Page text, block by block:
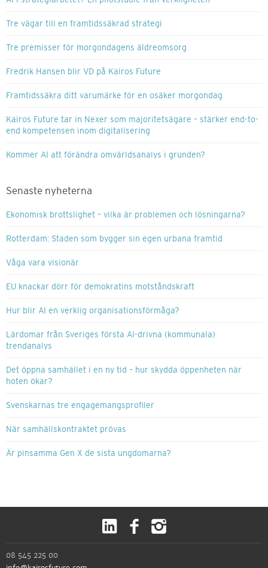
Tre vägar till en framtidssäkrad strategi
Tre premisser för morgondagens äldreomsorg
Fredrik Hansen blir VD på Kairos Future
Framtidssäkra ditt varumärke för en osäker morgondag
Kairos Future tar in Nexer som majoritetsägare – stärker end-to-
end kompetensen inom digitalisering
Kommer AI att förändra omvärldsanalys i grunden?
Senaste nyheterna
Ekonomisk brottslighet – vilka är problemen och lösningarna?
Rotterdam: Staden som bygger sin egen urbana framtid
Våga vara visionär
EU knackar dörr för demokratins motståndskraft
Hur blir AI en verklig organisationsförmåga?
Lärdomar från Sveriges första AI-drivna (kommunala)
trendanalys
Det öppna samhället i en ny tid – hur skydda öppenheten när
hoten ökar?
Svenskarnas tre engagemangsprofiler
När samhällskontraktet prövas
Är pinsamma Gen X de sista ungdomarna?
08 545 225 00